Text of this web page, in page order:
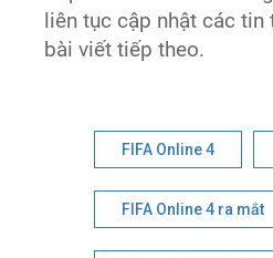
liên tục cập nhật các tin
bài viết tiếp theo.
FIFA Online 4
FIFA Online 4 ra mắt